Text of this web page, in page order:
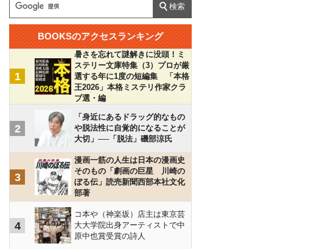
BOOKSのアクセスランキング
1
暑さを忘れて謎解きに没頭！ミ
ステリー文庫特集（3）プロが厳
選する年に1度の短編集 「本格
王2026」本格ミステリ作家クラ
ブ選・編
2
「身近にあるドラッグ的なもの
や脱法性に自覚的になることが
大切」──「脱法」磯部涼氏
3
漫画一筋の人生は日本の漫画史
そのもの「劇画の巨星 川崎の
ぼる伝」読売新聞西部本社文化
部著
4
コ本や（神楽坂）店主は東京芸
大大学院出身アーティストで中
原中也賞受賞の詩人